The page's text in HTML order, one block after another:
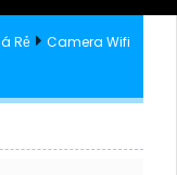
Rẻ
Camera Wifi